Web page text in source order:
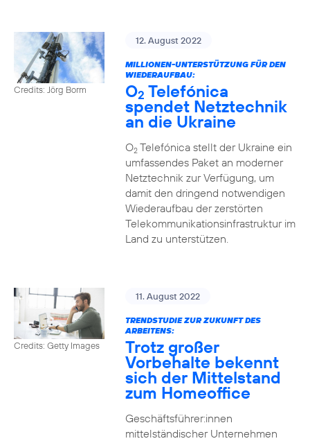
Credits: Jörg Borm
12. August 2022
MILLIONEN-UNTERSTÜTZUNG FÜR DEN
WIEDERAUFBAU:
O2 Telefónica
spendet Netztechnik
an die Ukraine
O2Telefónica stellt der Ukraine ein
umfassendes Paket an moderner
Netztechnik zur Verfügung, um
damit den dringend notwendigen
Wiederaufbau der zerstörten
Telekommunikationsinfrastruktur im
Land zu unterstützen.
Credits: Getty Images
11. August 2022
TRENDSTUDIE ZUR ZUKUNFT DES
ARBEITENS:
Trotz großer
Vorbehalte bekennt
sich der Mittelstand
zum Homeoffice
Geschäftsführer:innen
mittelständischer Unternehmen